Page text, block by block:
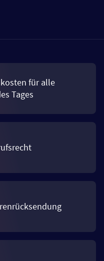
für alle
Tages